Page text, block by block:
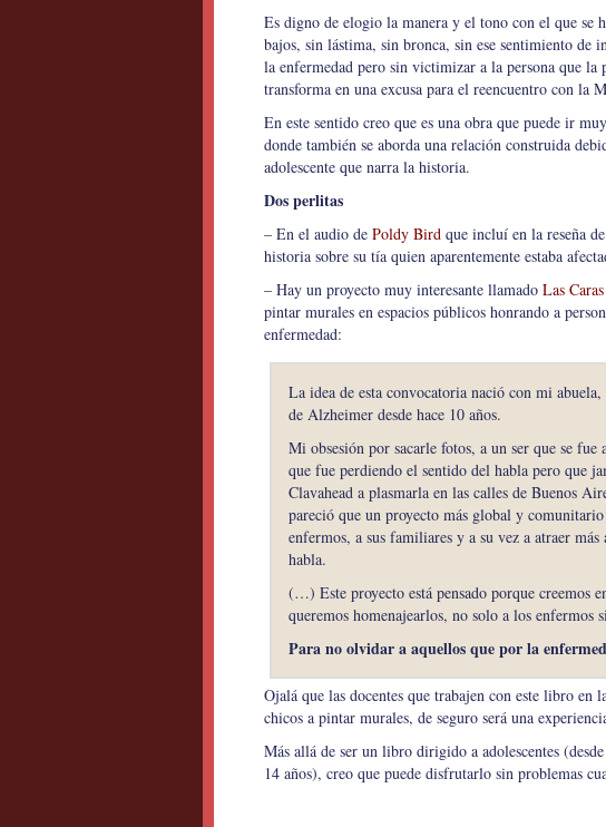
Es digno de elogio la manera y el tono con el que se
bajos, sin lástima, sin bronca, sin ese sentimiento
la enfermedad pero sin victimizar a la persona que
transforma en una excusa para el reencuentro con la
En este sentido creo que es una obra que puede ir
donde también se aborda una relación construida
adolescente que narra la historia.
Dos perlitas
– En el audio de Poldy Bird que incluí en la reseña
historia sobre su tía quien aparentemente estaba
– Hay un proyecto muy interesante llamado Las
pintar murales en espacios públicos honrando a
enfermedad:
La idea de esta convocatoria nació con mi
de Alzheimer desde hace 10 años.
Mi obsesión por sacarle fotos, a un ser que se fue
que fue perdiendo el sentido del habla pero que
Clavahead a plasmarla en las calles de Buenos
pareció que un proyecto más global y
enfermos, a sus familiares y a su vez a atraer
habla.
(…) Este proyecto está pensado porque creemos
queremos homenajearlos, no solo a los enfermos
Para no olvidar a aquellos que por la
Ojalá que las docentes que trabajen con este libro en
chicos a pintar murales, de seguro será una
Más allá de ser un libro dirigido a adolescentes
14 años), creo que puede disfrutarlo sin problemas